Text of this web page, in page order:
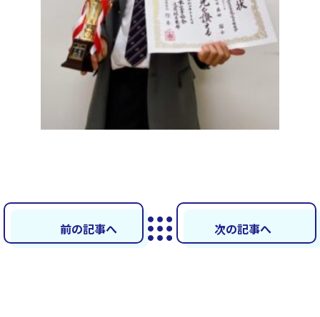
前の記事へ 次の記事へ